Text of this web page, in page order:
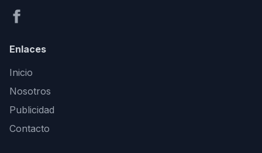
Enlaces
Inicio
Nosotros
Publicidad
Contacto